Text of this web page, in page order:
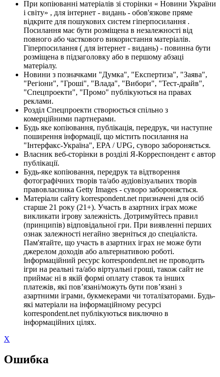
При копіюванні матеріалів зі сторінки « Новини України
і світу» , для інтернет - видань - обов'язкове пряме
відкрите для пошукових систем гіперпосилання .
Посилання має бути розміщена в незалежності від
повного або часткового використання матеріалів.
Гіперпосилання ( для інтернет - видань) - повинна бути
розміщена в підзаголовку або в першому абзаці
матеріалу.
Новини з позначками "Думка", "Експертиза", "Заява",
"Регіони", "Гроші", "Влада", "Вибори", "Тест-драйв",
"Спецпроекти", "Промо" публікуються на правах
реклами.
Розділ Спецпроекти створюється спільно з
комерційними партнерами.
Будь яке копіювання, публікація, передрук, чи наступне
поширення інформації, що містить посилання на
"Інтерфакс-Україна", EPA / UPG, суворо забороняється.
Власник веб-сторінки в розділі Я-Корреспондент є автор
публікації.
Будь-яке копіювання, передрук та відтворення
фотографічних творів та/або аудіовізуальних творів
правовласника Getty Images - суворо забороняється.
Матеріали сайту korrespondent.net призначені для осіб
старше 21 року (21+). Участь в азартних іграх може
викликати ігрову залежність. Дотримуйтесь правил
(принципів) відповідальної гри. При виявленні перших
ознак залежності негайно зверніться до спеціаліста.
Пам'ятайте, що участь в азартних іграх не може бути
джерелом доходів або альтернативою роботі.
Інформаційний ресурс korrespondent.net не проводить
ігри на реальні та/або віртуальні гроші, також сайт не
приймає ні в якій формі оплату ставок та інших
платежів, які пов’язані/можуть бути пов’язані з
азартними іграми, букмекерами чи тоталізаторами. Будь-
які матеріали на інформаційному ресурсі
korrespondent.net публікуються виключно в
інформаційних цілях.
X
Ошибка